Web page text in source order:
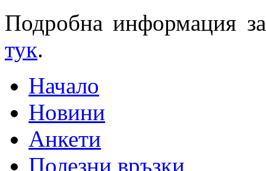
Подробна информация
тук.
Начало
Новини
Анкети
Полезни връзки